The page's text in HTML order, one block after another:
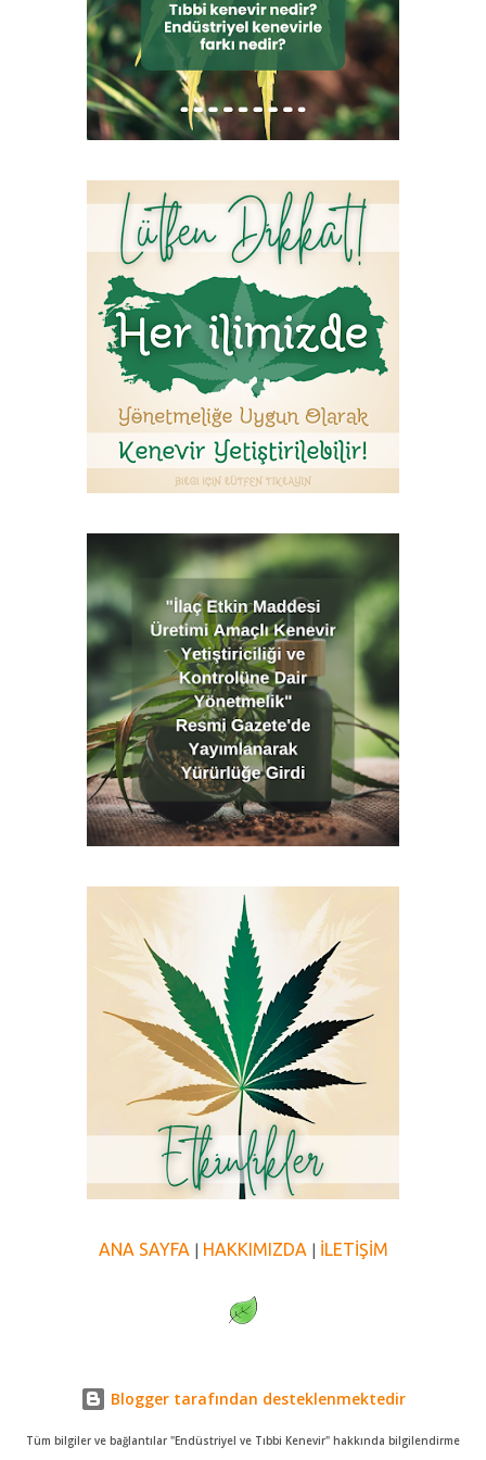
ANA SAYFA HAKKIMIZDA İLETİŞİM
Blogger tarafından desteklenmektedir
Tüm bilgiler ve bağlantılar "Endüstriyel ve Tıbbi Kenevir" hakkında bilgilendirme